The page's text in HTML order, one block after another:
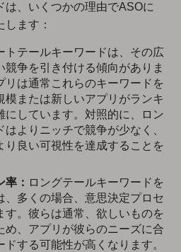
は、いくつかの理由でASOに
ます：
トテールキーワードは、その広
競争を引き付ける傾向がありま
リは通常これらのキーワードを
模または新しいアプリがランキ
にしています。対照的に、ロン
よりニッチで競争が少なく、
り良い可視性を達成することを
： ロングテールキーワードを
、多くの場合、意思決定プロセ
す。彼らは通常、欲しいものを
め、アプリが彼らのニーズに合
する可能性が高くなります。